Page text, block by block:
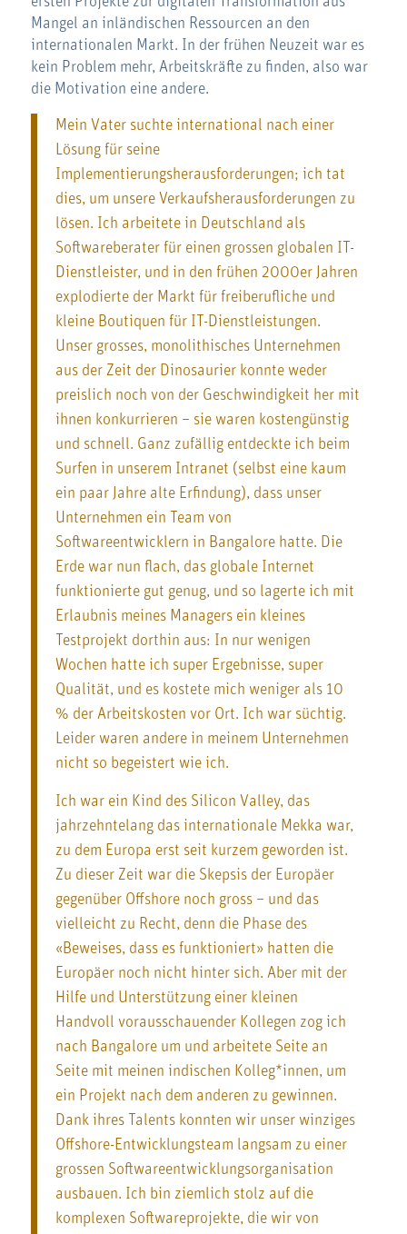
Mangel an inländischen Ressourcen an den
internationalen Markt. In der frühen Neuzeit war es
kein Problem mehr, Arbeitskräfte zu finden, also war
die Motivation eine andere.
Mein Vater suchte international nach einer
Lösung für seine
Implementierungsherausforderungen; ich tat
dies, um unsere Verkaufsherausforderungen zu
lösen. Ich arbeitete in Deutschland als
Softwareberater für einen grossen globalen IT-
Dienstleister, und in den frühen 2000er Jahren
explodierte der Markt für freiberufliche und
kleine Boutiquen für IT-Dienstleistungen.
Unser grosses, monolithisches Unternehmen
aus der Zeit der Dinosaurier konnte weder
preislich noch von der Geschwindigkeit her mit
ihnen konkurrieren – sie waren kostengünstig
und schnell. Ganz zufällig entdeckte ich beim
Surfen in unserem Intranet (selbst eine kaum
ein paar Jahre alte Erfindung), dass unser
Unternehmen ein Team von
Softwareentwicklern in Bangalore hatte. Die
Erde war nun flach, das globale Internet
funktionierte gut genug, und so lagerte ich mit
Erlaubnis meines Managers ein kleines
Testprojekt dorthin aus: In nur wenigen
Wochen hatte ich super Ergebnisse, super
Qualität, und es kostete mich weniger als 10
% der Arbeitskosten vor Ort. Ich war süchtig.
Leider waren andere in meinem Unternehmen
nicht so begeistert wie ich.
Ich war ein Kind des Silicon Valley, das
jahrzehntelang das internationale Mekka war,
zu dem Europa erst seit kurzem geworden ist.
Zu dieser Zeit war die Skepsis der Europäer
gegenüber Offshore noch gross – und das
vielleicht zu Recht, denn die Phase des
«Beweises, dass es funktioniert» hatten die
Europäer noch nicht hinter sich. Aber mit der
Hilfe und Unterstützung einer kleinen
Handvoll vorausschauender Kollegen zog ich
nach Bangalore um und arbeitete Seite an
Seite mit meinen indischen Kolleg*innen, um
ein Projekt nach dem anderen zu gewinnen.
Dank ihres Talents konnten wir unser winziges
Offshore-Entwicklungsteam langsam zu einer
grossen Softwareentwicklungsorganisation
ausbauen. Ich bin ziemlich stolz auf die
komplexen Softwareprojekte, die wir von